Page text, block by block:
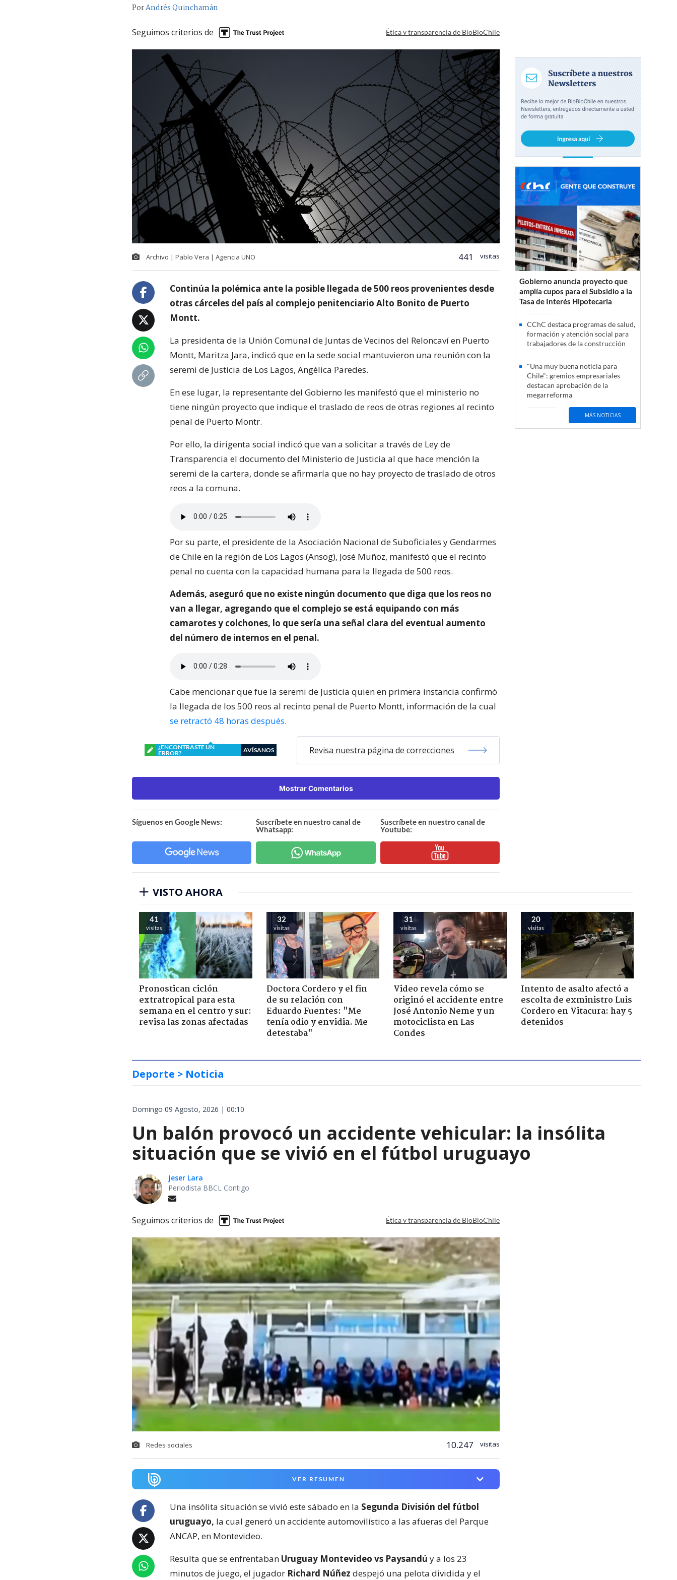
PorAndrés Quinchamán
Seguimos criterios de Ética y transparencia de BioBioChile
Archivo | Pablo Vera | Agencia UNO 441 visitas
Continúa la polémica ante la posible llegada de 500 reos provenientes desde
otras cárceles del país al complejo penitenciario Alto Bonito de Puerto
Montt.
La presidenta de la Unión Comunal de Juntas de Vecinos del Reloncaví en Puerto
Montt, Maritza Jara, indicó que en la sede social mantuvieron una reunión con la
seremi de Justicia de Los Lagos, Angélica Paredes.
En ese lugar, la representante del Gobierno les manifestó que el ministerio no
tiene ningún proyecto que indique el traslado de reos de otras regiones al recinto
penal de Puerto Montr.
Por ello, la dirigenta social indicó que van a solicitar a través de Ley de
Transparencia el documento del Ministerio de Justicia al que hace mención la
seremi de la cartera, donde se afirmaría que no hay proyecto de traslado de otros
reos a la comuna.
Por su parte, el presidente de la Asociación Nacional de Suboficiales y Gendarmes
de Chile en la región de Los Lagos (Ansog), José Muñoz, manifestó que el recinto
penal no cuenta con la capacidad humana para la llegada de 500 reos.
Además, aseguró que no existe ningún documento que diga que los reos no
van a llegar, agregando que el complejo se está equipando con más
camarotes y colchones, lo que sería una señal clara del eventual aumento
del número de internos en el penal.
Cabe mencionar que fue la seremi de Justicia quien en primera instancia confirmó
la llegada de los 500 reos al recinto penal de Puerto Montt, información de la cual
se retractó 48 horas después.
¿ENCONTRASTE UN
ERROR?
AVÍSANOS Revisa nuestra página de correcciones
Mostrar Comentarios
Síguenos en Google News:
Suscríbete en nuestro canal de
Whatsapp:
Suscríbete en nuestro canal de
Youtube:
Gobierno anuncia proyecto que
amplía cupos para el Subsidio a la
Tasa de Interés Hipotecaria
CChC destaca programas de salud,
formación y atención social para
trabajadores de la construcción
"Una muy buena noticia para
Chile": gremios empresariales
destacan aprobación de la
megarreforma
MÁS NOTICIAS
VISTO AHORA
41
visitas
Pronostican ciclón
extratropical para esta
semana en el centro y sur:
revisa las zonas afectadas
32
visitas
Doctora Cordero y el fin
de su relación con
Eduardo Fuentes: "Me
tenía odio y envidia. Me
detestaba"
31
visitas
Video revela cómo se
originó el accidente entre
José Antonio Neme y un
motociclista en Las
Condes
20
visitas
Intento de asalto afectó a
escolta de exministro Luis
Cordero en Vitacura: hay 5
detenidos
Deporte > Noticia
Domingo 09 Agosto, 2026 | 00:10
Un balón provocó un accidente vehicular: la insólita
situación que se vivió en el fútbol uruguayo
Jeser Lara
Periodista BBCL Contigo
Seguimos criterios de Ética y transparencia de BioBioChile
Redes sociales 10.247 visitas
VER RESUMEN
Una insólita situación se vivió este sábado en la Segunda División del fútbol
uruguayo, la cual generó un accidente automovilístico a las afueras del Parque
ANCAP, en Montevideo.
Resulta que se enfrentaban Uruguay Montevideo vs Paysandú y a los 23
minutos de juego, el jugador Richard Núñez despejó una pelota dividida y el